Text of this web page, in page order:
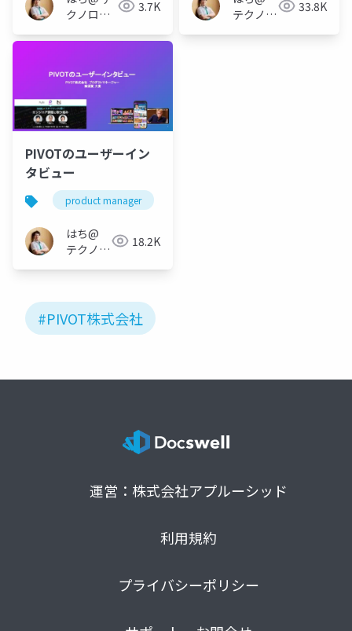
クノロジ
ア
3.7K
テクノロ
33.8K
PIVOTのユーザーイン
タビュー
product manager
はち@
テクノロ
18.2K
#PIVOT株式会社
運営：株式会社アプルーシッド
利用規約
プライバシーポリシー